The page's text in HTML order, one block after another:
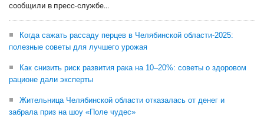
сообщили в пресс-службе...
Когда сажать рассаду перцев в Челябинской области-2025:
полезные советы для лучшего урожая
Как снизить риск развития рака на 10–20%: советы о здоровом
рационе дали эксперты
Жительница Челябинской области отказалась от денег и
забрала приз на шоу «Поле чудес»